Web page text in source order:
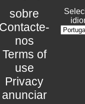
sobre
nos
Terms of
use
Privacy
anunciar